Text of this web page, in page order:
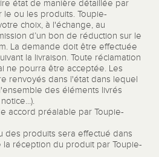
état de manière détaillée par
ou les produits. Toupie-
choix, à l'échange, au
d’un bon de réduction sur le
La demande doit être effectuée
la livraison. Toute réclamation
ne pourra être acceptée. Les
renvoyés dans l'état dans lequel
des éléments livrés
accord préalable par Toupie-
des produits sera effectué dans
la réception du produit par Toupie-